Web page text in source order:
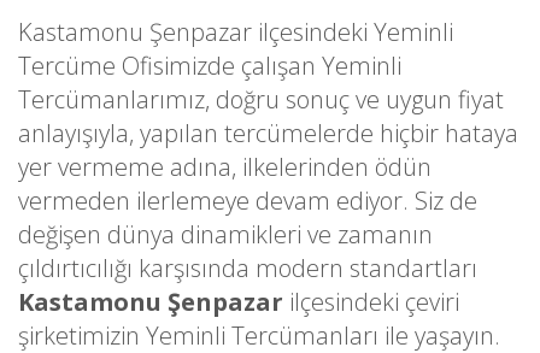
Kastamonu Şenpazar ilçesindeki Yeminli
Tercüme Ofisimizde çalışan Yeminli
Tercümanlarımız, doğru sonuç ve uygun fiyat
anlayışıyla, yapılan tercümelerde hiçbir hataya
yer vermeme adına, ilkelerinden ödün
vermeden ilerlemeye devam ediyor. Siz de
değişen dünya dinamikleri ve zamanın
çıldırtıcılığı karşısında modern standartları
Kastamonu Şenpazar ilçesindeki çeviri
şirketimizin Yeminli Tercümanları ile yaşayın.